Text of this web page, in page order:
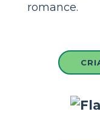
romance.